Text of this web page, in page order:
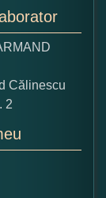
Călinescu
2